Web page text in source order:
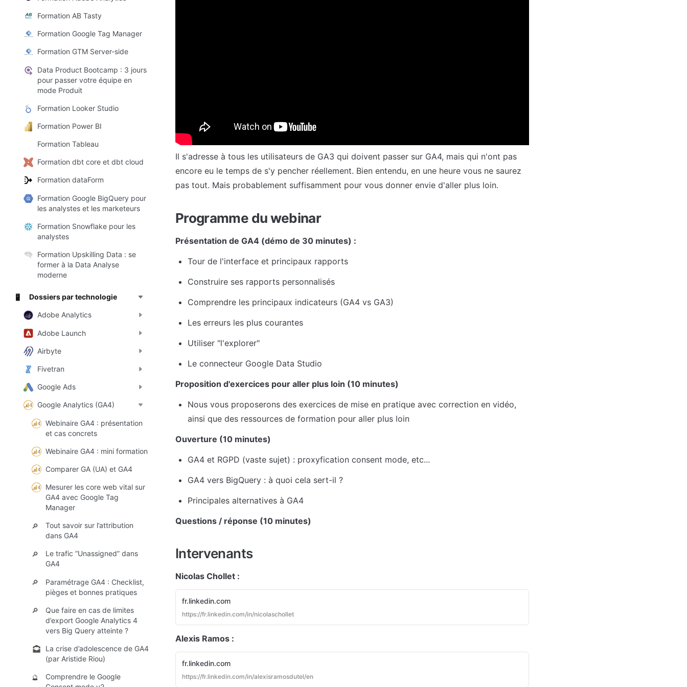
Formation AB Tasty
Formation Google Tag Manager
Formation GTM Server-side
Data Product Bootcamp : 3 jours
pour passer votre équipe en
mode Produit
Formation Looker Studio
Formation Power BI
Formation Tableau
Formation dbt core et dbt cloud
Formation dataForm
Formation Google BigQuery pour
les analystes et les marketeurs
Formation Snowflake pour les
analystes
Formation Upskilling Data : se
former à la Data Analyse
moderne
🖥️ Dossiers par technologie
Adobe Analytics
Adobe Launch
Airbyte
Fivetran
Google Ads
Google Analytics (GA4)
Webinaire GA4 : présentation
et cas concrets
Webinaire GA4 : mini formation
Comparer GA (UA) et GA4
Mesurer les core web vital sur
GA4 avec Google Tag
Manager
🔎
Tout savoir sur l’attribution
dans GA4
🔎
Le trafic “Unassigned” dans
GA4
🔎
Paramétrage GA4 : Checklist,
pièges et bonnes pratiques
🔎
Que faire en cas de limites
d’export Google Analytics 4
vers Big Query atteinte ?
La crise d’adolescence de GA4
(par Aristide Riou)
🔮
Comprendre le Google
A qui s'adresse ce webinaire ?
Il s'adresse à tous les utilisateurs de GA3 qui doivent passer sur GA4, mais qui n'ont pas
encore eu le temps de s'y pencher réellement. Bien entendu, en une heure vous ne saurez
pas tout. Mais probablement suffisamment pour vous donner envie d'aller plus loin.
Programme du webinar
Présentation de GA4 (démo de 30 minutes) :
Tour de l'interface et principaux rapports
Construire ses rapports personnalisés
Comprendre les principaux indicateurs (GA4 vs GA3)
Les erreurs les plus courantes
Utiliser "l'explorer"
Le connecteur Google Data Studio
Proposition d'exercices pour aller plus loin (10 minutes)
Nous vous proposerons des exercices de mise en pratique avec correction en vidéo,
ainsi que des ressources de formation pour aller plus loin
Ouverture (10 minutes)
GA4 et RGPD (vaste sujet) : proxyfication consent mode, etc...
GA4 vers BigQuery : à quoi cela sert-il ?
Principales alternatives à GA4
Questions / réponse (10 minutes)
Intervenants
Nicolas Chollet :
fr.linkedin.com
https://fr.linkedin.com/in/nicolaschollet
Alexis Ramos :
fr.linkedin.com
https://fr.linkedin.com/in/alexisramosdutel/en